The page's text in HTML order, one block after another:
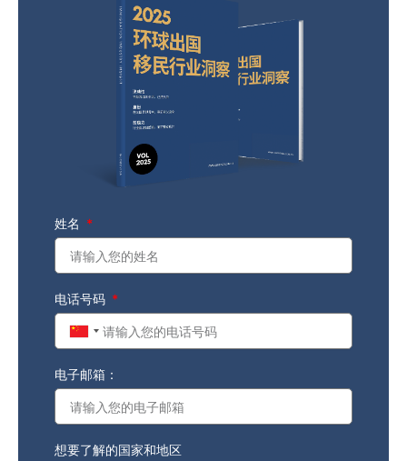
姓名
电话号码
China
电子邮箱：
想要了解的国家和地区